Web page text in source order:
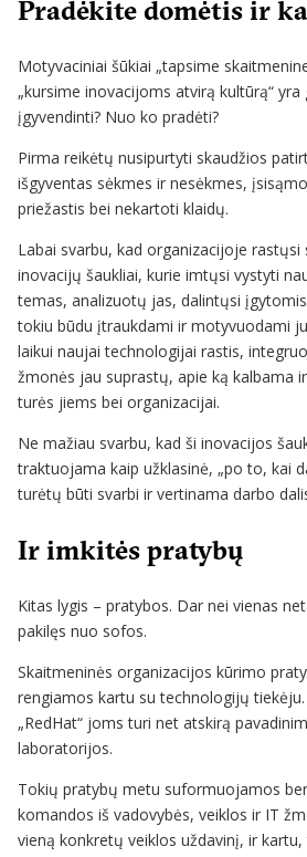
Pradėkite domėtis ir
Motyvaciniai šūkiai „tapsime
„kursime inovacijoms atvirą kultūrą“
įgyvendinti? Nuo ko pradėti?
Pirma reikėtų nusipurtyti skaudžios
išgyventas sėkmes ir nesėkmes,
priežastis bei nekartoti klaidų.
Labai svarbu, kad organizacijoje
inovacijų šaukliai, kurie imtųsi vystyti
temas, analizuotų jas, dalintųsi
tokiu būdu įtraukdami ir motyvuodami
laikui naujai technologijai rastis,
žmonės jau suprastų, apie ką kalbama
turės jiems bei organizacijai.
Ne mažiau svarbu, kad ši inovacijos
traktuojama kaip užklasinė, „po to, kai
turėtų būti svarbi ir vertinama darbo
Ir imkitės pratybų
Kitas lygis – pratybos. Dar nei vienas
pakilęs nuo sofos.
Skaitmeninės organizacijos kūrimo
rengiamos kartu su technologijų
„RedHat“ joms turi net atskirą
laboratorijos.
Tokių pratybų metu suformuojamos
komandos iš vadovybės, veiklos ir IT
vieną konkretų veiklos uždavinį, ir